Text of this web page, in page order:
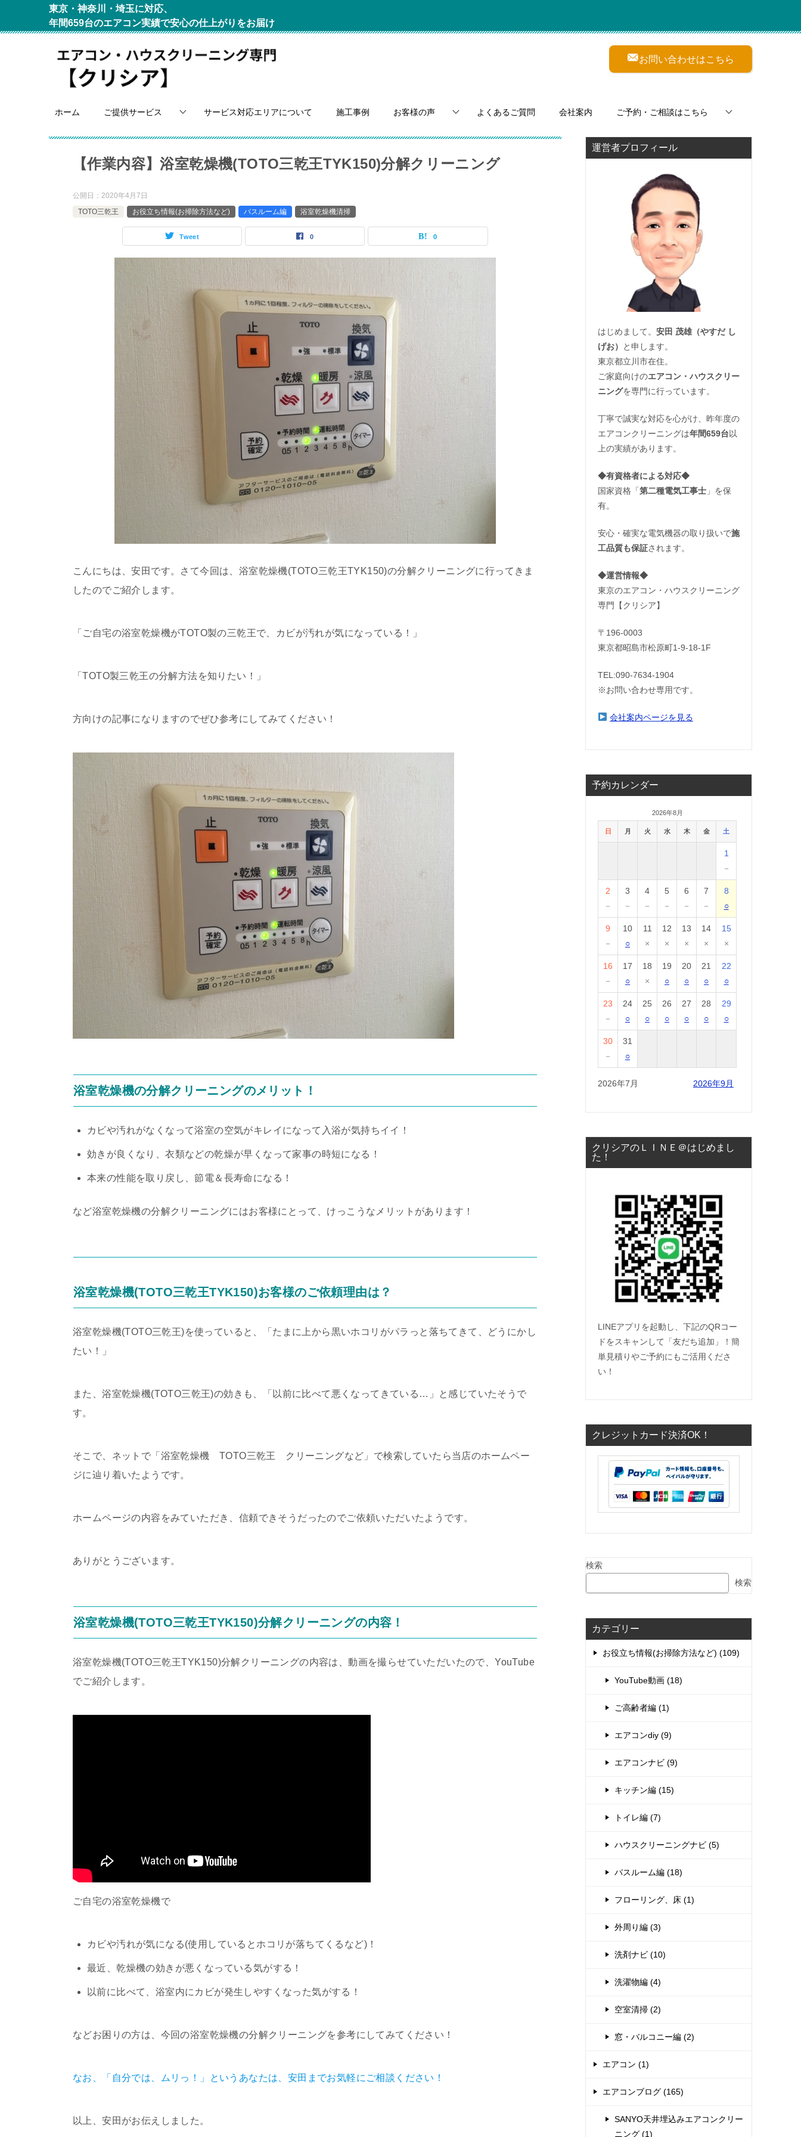
東京・神奈川・埼玉に対応、
年間659台のエアコン実績で安心の仕上がりをお届け
お問い合わせはこちら
ホーム ご提供サービス サービス対応エリアについて 施工事例 お客様の声 よくあるご質問 会社案内 ご予約・ご相談はこちら
【作業内容】浴室乾燥機(TOTO三乾王TYK150)分解クリーニング
公開日： 2020年4月7日
TOTO三乾王
お役立ち情報(お掃除方法など) バスルーム編 浴室乾燥機清掃
Tweet 0 0
こんにちは、安田です。さて今回は、浴室乾燥機(TOTO三乾王TYK150)の分解クリーニングに行ってきま
したのでご紹介します。
「ご自宅の浴室乾燥機がTOTO製の三乾王で、カビが汚れが気になっている！」
「TOTO製三乾王の分解方法を知りたい！」
方向けの記事になりますのでぜひ参考にしてみてください！
浴室乾燥機の分解クリーニングのメリット！
カビや汚れがなくなって浴室の空気がキレイになって入浴が気持ちイイ！
効きが良くなり、衣類などの乾燥が早くなって家事の時短になる！
本来の性能を取り戻し、節電＆長寿命になる！
など浴室乾燥機の分解クリーニングにはお客様にとって、けっこうなメリットがあります！
浴室乾燥機(TOTO三乾王TYK150)お客様のご依頼理由は？
浴室乾燥機(TOTO三乾王)を使っていると、「たまに上から黒いホコリがパラっと落ちてきて、どうにかし
たい！」
また、浴室乾燥機(TOTO三乾王)の効きも、「以前に比べて悪くなってきている…」と感じていたそうで
す。
そこで、ネットで「浴室乾燥機 TOTO三乾王 クリーニングなど」で検索していたら当店のホームペー
ジに辿り着いたようです。
ホームページの内容をみていただき、信頼できそうだったのでご依頼いただいたようです。
ありがとうございます。
浴室乾燥機(TOTO三乾王TYK150)分解クリーニングの内容！
浴室乾燥機(TOTO三乾王TYK150)分解クリーニングの内容は、動画を撮らせていただいたので、YouTube
でご紹介します。
ご自宅の浴室乾燥機で
カビや汚れが気になる(使用しているとホコリが落ちてくるなど)！
最近、乾燥機の効きが悪くなっている気がする！
以前に比べて、浴室内にカビが発生しやすくなった気がする！
などお困りの方は、今回の浴室乾燥機の分解クリーニングを参考にしてみてください！
なお、「自分では、ムリっ！」というあなたは、安田までお気軽にご相談ください！
以上、安田がお伝えしました。
運営者プロフィール
はじめまして。 安田 茂雄（やすだ し
げお）
と申します。
東京都立川市在住。
ご家庭向けのエアコン・ハウスクリー
ニングを専門に行っています。
丁寧で誠実な対応を心がけ、昨年度の
エアコンクリーニングは年間659台以
上の実績があります。
◆有資格者による対応◆
国家資格「第二種電気工事士 」を保
有。
安心・確実な電気機器の取り扱いで施
工品質も保証されます。
◆運営情報◆
東京のエアコン・ハウスクリーニング
専門【クリシア】
〒196-0003
東京都昭島市松原町1-9‐18‐1F
TEL:090-7634-1904
※お問い合わせ専用です。
会社案内ページを見る
予約カレンダー
2026年8月
日 月 火 水 木 金 土
1
－
2
－
3
－
4
－
5
－
6
－
7
－
8
○
9
－
10
○
11
×
12
×
13
×
14
×
15
×
16
－
17
○
18
×
19
○
20
○
21
○
22
○
23
－
24
○
25
○
26
○
27
○
28
○
29
○
30
－
31
○
2026年7月 2026年9月
クリシアのＬＩＮＥ＠はじめまし
た！
LINEアプリを起動し、下記のQRコー
ドをスキャンして「友だち追加」！簡
単見積りやご予約にもご活用くださ
い！
クレジットカード決済OK！
検索
検索
カテゴリー
お役立ち情報(お掃除方法など) (109)
YouTube動画 (18)
ご高齢者編 (1)
エアコンdiy (9)
エアコンナビ (9)
キッチン編 (15)
トイレ編 (7)
ハウスクリーニングナビ (5)
バスルーム編 (18)
フローリング、床 (1)
外周り編 (3)
洗剤ナビ (10)
洗濯物編 (4)
空室清掃 (2)
窓・バルコニー編 (2)
エアコン (1)
エアコンブログ (165)
SANYO天井埋込みエアコンクリー
ニング (1)